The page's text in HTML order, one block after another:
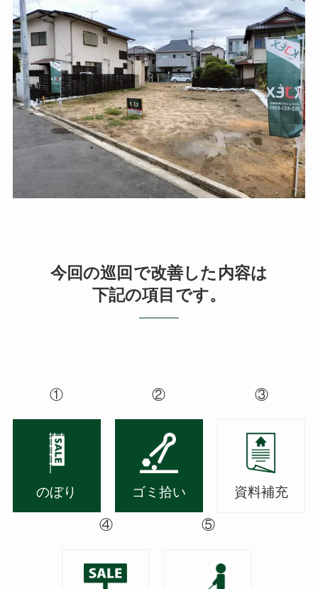
今回の巡回で改善した内容は
下記の項目です。
①
のぼり
②
ゴミ拾い
③
資料補充
④ ⑤